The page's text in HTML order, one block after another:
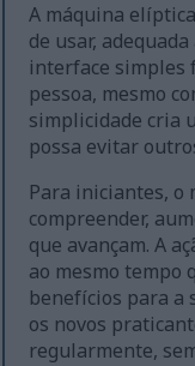
A máquina
de usar,
interface simples
pessoa, mesmo
simplicidade cria
possa evitar
Para iniciantes, o
compreender,
que avançam. A
ao mesmo tempo
benefícios para a
os novos
regularmente,